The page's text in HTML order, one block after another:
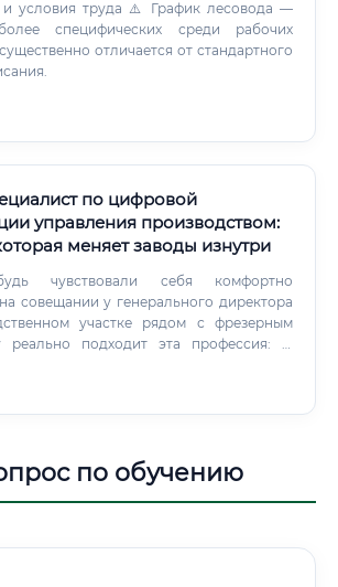
парков и скверов.
и условия труда ⚠️ График лесовода —
специфических среди рабочих
отличается от стандартного
по цифровой
управления производством:
меняет заводы изнутри
чувствовали себя комфортно
совещании у генерального директора
участке рядом с фрезерным
подходит эта профессия: ✅
и хотят влиять на изменения ✅ IT-
а не только с документами ✅
которым хочется видеть, как их
идут медленно Есть черты
по обучению